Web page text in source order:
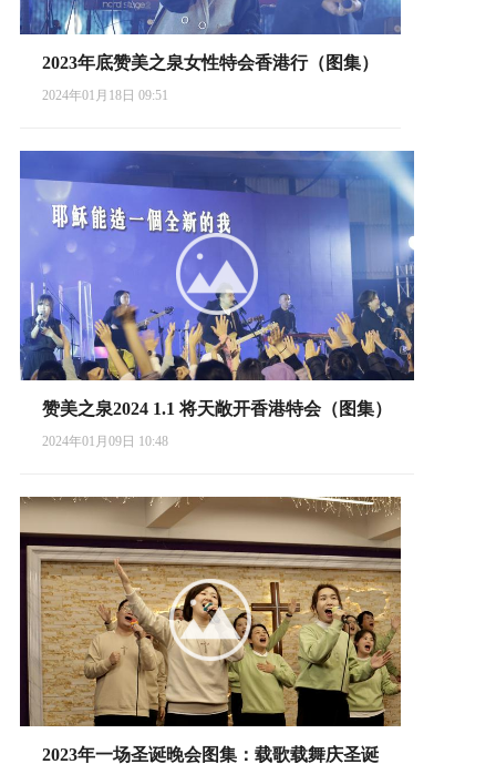
2023年底赞美之泉女性特会香港行（图集）
2024年01月18日 09:51
赞美之泉2024 1.1 将天敞开香港特会（图集）
2024年01月09日 10:48
2023年一场圣诞晚会图集：载歌载舞庆圣诞